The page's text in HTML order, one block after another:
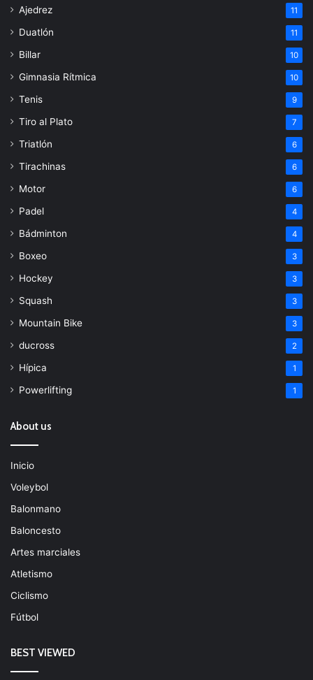
Ajedrez 11
Duatlón 11
Billar 10
Gimnasia Rítmica 10
Tenis 9
Tiro al Plato 7
Triatlón 6
Tirachinas 6
Motor 6
Padel 4
Bádminton 4
Boxeo 3
Hockey 3
Squash 3
Mountain Bike 3
ducross 2
Hípica 1
Powerlifting 1
About us
Inicio
Voleybol
Balonmano
Baloncesto
Artes marciales
Atletismo
Ciclismo
Fútbol
BEST VIEWED